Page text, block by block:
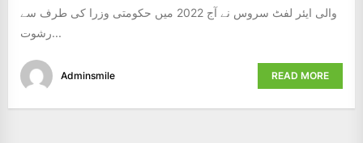
والی ایئر لفٹ سروس نے آج 2022 میں حکومتی وزرا کی طرف سے
رشوت...
Adminsmile READ MORE